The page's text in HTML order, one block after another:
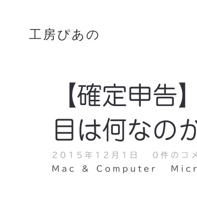
工房ぴあの
【確定申
目は何なの
2015年12月1日
0件のコ
Mac & Computer